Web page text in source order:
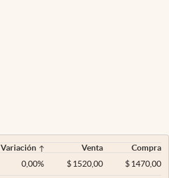
Variación Venta
Compra
0,00% $ 1520,00 $1470,00